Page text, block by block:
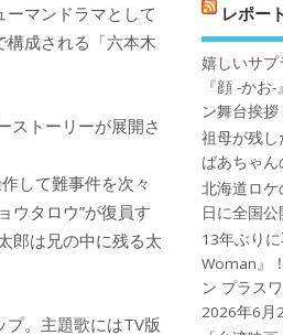
マンドラマとして
成される「六本木
トーリーが展開さ
して難事件を次々
ウタロウ”が復員す
郎は兄の中に残る太
。主題歌にはTV版
レポート
嬉しいサ
『顔 -かお
ン舞台挨拶
祖母が残
ばあちゃん
北海道ロケ
日に全国公
13年ぶり
Woman』
ン プラス
2026年6月